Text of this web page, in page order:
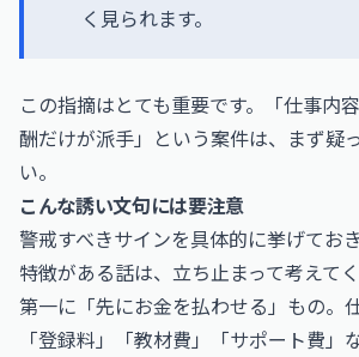
く見られます。
この指摘はとても重要です。「仕事内
酬だけが派手」という案件は、まず疑
い。
こんな誘い文句には要注意
警戒すべきサインを具体的に挙げてお
特徴がある話は、立ち止まって考えてく
第一に「先にお金を払わせる」もの。
「登録料」「教材費」「サポート費」